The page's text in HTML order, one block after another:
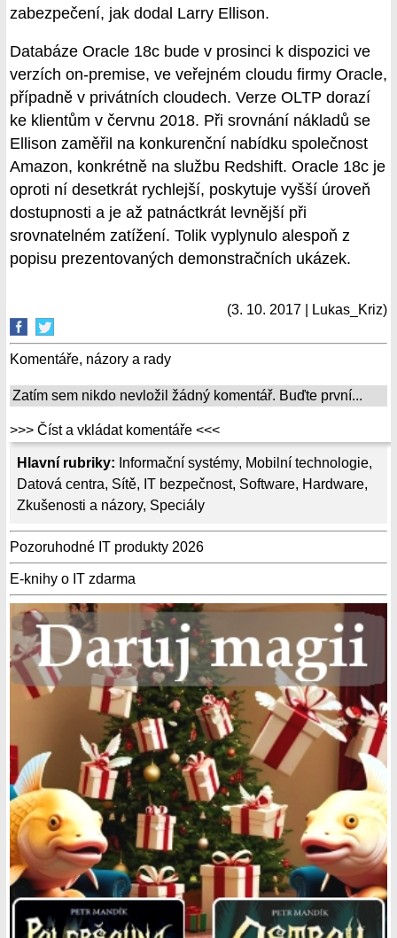
Hlavní rubriky: Informační systémy, Mobilní technologie,
Datová centra, Sítě, IT bezpečnost, Software, Hardware,
Zkušenosti a názory, Speciály
Pozoruhodné IT produkty 2026
E-knihy o IT zdarma
zabezpečení, jak dodal Larry Ellison.
Databáze Oracle 18c bude v prosinci k dispozici ve
verzích on-premise, ve veřejném cloudu firmy Oracle,
případně v privátních cloudech. Verze OLTP dorazí
ke klientům v červnu 2018. Při srovnání nákladů se
Ellison zaměřil na konkurenční nabídku společnost
Amazon, konkrétně na službu Redshift. Oracle 18c je
oproti ní desetkrát rychlejší, poskytuje vyšší úroveň
dostupnosti a je až patnáctkrát levnější při
srovnatelném zatížení. Tolik vyplynulo alespoň z
popisu prezentovaných demonstračních ukázek.
(3. 10. 2017 | Lukas_Kriz)
Komentáře, názory a rady
Zatím sem nikdo nevložil žádný komentář. Buďte první...
>>> Číst a vkládat komentáře <<<